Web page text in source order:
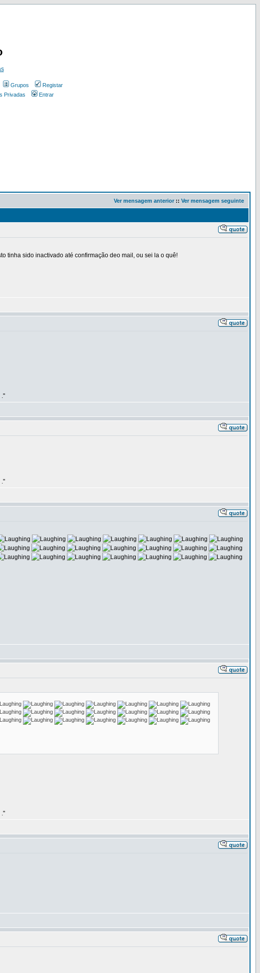
Grupos
Registar
Privadas Entrar
Ver mensagem anterior :: Ver mensagem seguinte
tinha sido inactivado até confirmação deo mail, ou sei la o quê!
."
."
."